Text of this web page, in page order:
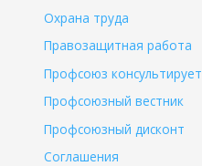
Охрана труда
Правозащитная работа
Профсоюз консультирует
Профсоюзный вестник
Профсоюзный дисконт
Соглашения